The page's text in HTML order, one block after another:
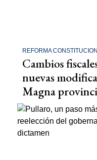
REFORMA
Cambios
nuevas
Magna